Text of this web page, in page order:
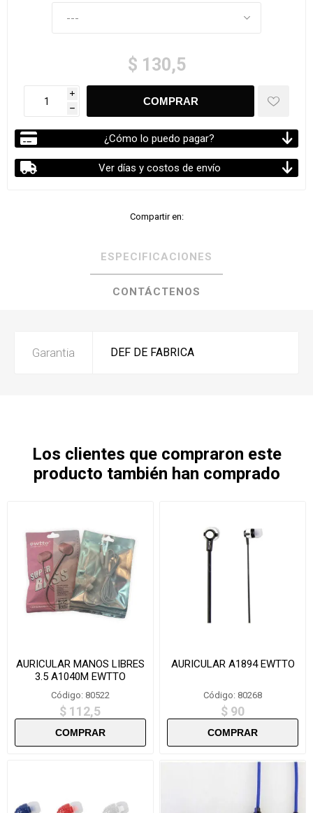
$ 130,5
i
h
¿Cómo lo puedo pagar?
Ver días y costos de envío
Compartir en:
ESPECIFICACIONES
CONTÁCTENOS
Garantia DEF DE FABRICA
Los clientes que compraron este
producto también han comprado
AURICULAR MANOS LIBRES
3.5 A1040M EWTTO
Código: 80522
$ 112,5
AURICULAR A1894 EWTTO
Código: 80268
$ 90